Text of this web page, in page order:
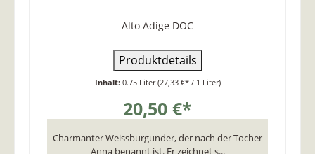
Alto Adige DOC
Produktdetails
Inhalt: 0.75 Liter(27,33 €* / 1 Liter)
20,50 €*
Charmanter Weissburgunder, der nach der Tocher
Anna benannt ist. Er zeichnet s...